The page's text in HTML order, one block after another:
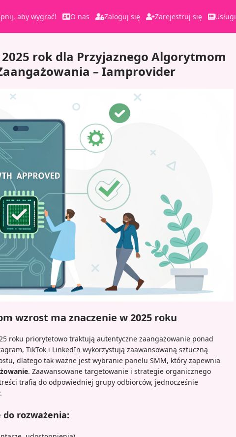
aby wygrać! O nas Zaloguj się Zarejestruj się Usługi
rok dla Przyjaznego Algorytmom
– Iamprovider
wzrost ma znaczenie w 2025 roku
roku priorytetowo traktują autentyczne zaangażowanie ponad
TikTok i LinkedIn wykorzystują zaawansowaną sztuczną
dlatego tak ważne jest wybranie panelu SMM, który zapewnia
. Zaawansowane targetowanie i strategie organicznego
trafią do odpowiedniej grupy odbiorców, jednocześnie
rozważenia: